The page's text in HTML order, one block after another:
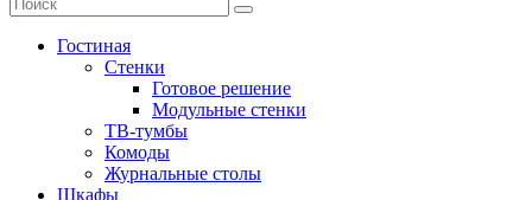
Гостиная
Стенки
Готовое решение
Модульные стенки
ТВ-тумбы
Комоды
Журнальные столы
Шкафы